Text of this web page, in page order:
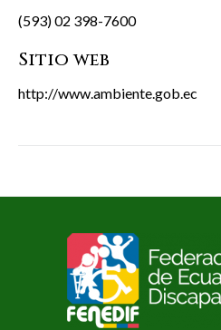
(593) 02 398-7600
Sitio web
http://www.ambiente.gob.ec